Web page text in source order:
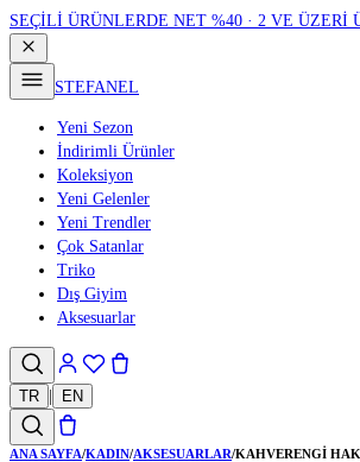
SEÇİLİ ÜRÜNLERDE NET %40 · 2 VE ÜZERİ
STEFANEL
Yeni Sezon
İndirimli Ürünler
Koleksiyon
Yeni Gelenler
Yeni Trendler
Çok Satanlar
Triko
Dış Giyim
Aksesuarlar
TR EN
ANA SAYFA/KADIN/AKSESUARLAR/KAHVERENGI